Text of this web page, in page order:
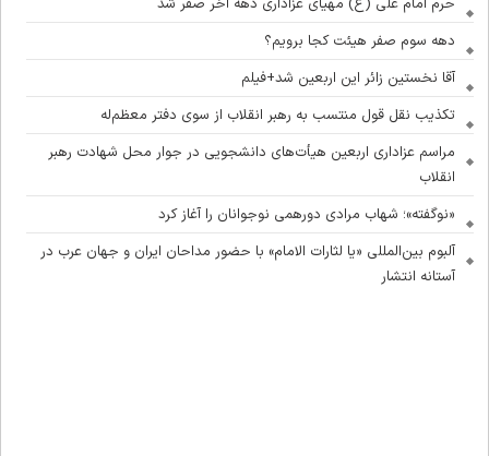
دهه سوم صفر هیئت کجا برویم؟
آقا نخستین زائر این اربعین شد+فیلم
تکذیب نقل قول منتسب به رهبر انقلاب از سوی دفتر معظم‌له
مراسم عزاداری اربعین هیأت‌های دانشجویی در جوار محل شهادت رهبر
انقلاب
«نوگفته»؛ شهاب مرادی دورهمی نوجوانان را آغاز کرد
آلبوم بین‌المللی «یا لثارات الامام» با حضور مداحان ایران و جهان عرب در
آستانه انتشار